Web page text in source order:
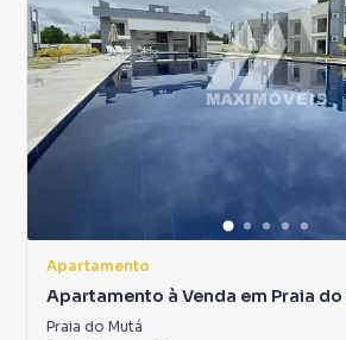
Apartamento
Apartamento à Venda em Praia do
Praia do Mutá